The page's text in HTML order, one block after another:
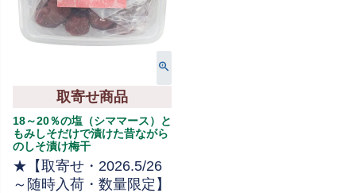
取寄せ商品
18～20％の塩（シママース）と
もみしそだけで漬けた昔ながら
のしそ漬け梅干
★【取寄せ・2026.5/26
～随時入荷・数量限定】